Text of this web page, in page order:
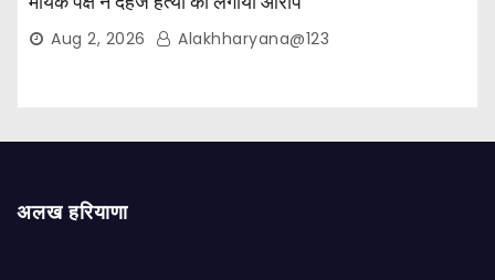
Aug 2, 2026 Alakhharyana@123
अलख हरियाणा